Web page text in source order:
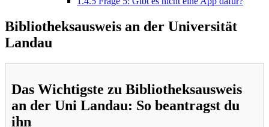
Bibliotheksausweis an der Universität
Landau
Das Wichtigste zu Bibliotheksausweis
an der Uni Landau: So beantragst du
ihn